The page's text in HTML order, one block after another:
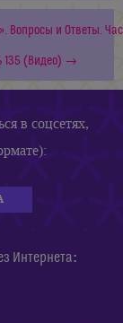
Вопросы и Ответы.
135 (Видео) →
в соцсетях,
Интернета: